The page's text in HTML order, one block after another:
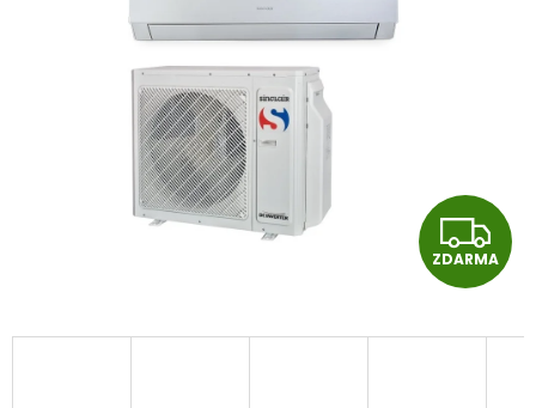
Z
D
A
ZDARMA